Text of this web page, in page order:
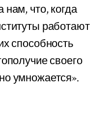
нам, что, когда
работают
способность
своего
умножается».